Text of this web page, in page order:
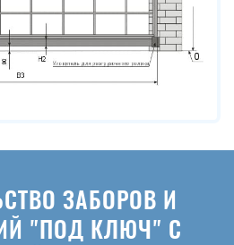
ЗАБОРОВ И
"ПОД КЛЮЧ" С